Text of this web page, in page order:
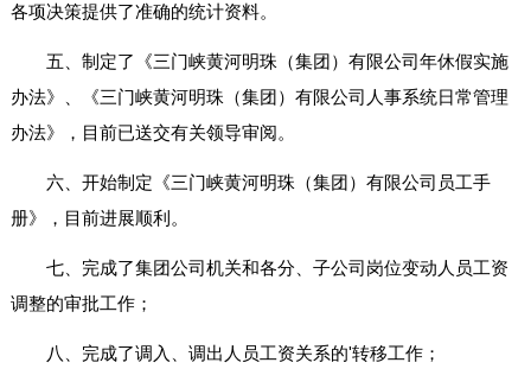
各项决策提供了准确的统计资料。
五、制定了《三门峡黄河明珠（集团）有限公司年休假实施
办法》、《三门峡黄河明珠（集团）有限公司人事系统日常管理
办法》，目前已送交有关领导审阅。
六、开始制定《三门峡黄河明珠（集团）有限公司员工手
册》，目前进展顺利。
七、完成了集团公司机关和各分、子公司岗位变动人员工资
调整的审批工作；
八、完成了调入、调出人员工资关系的'转移工作；